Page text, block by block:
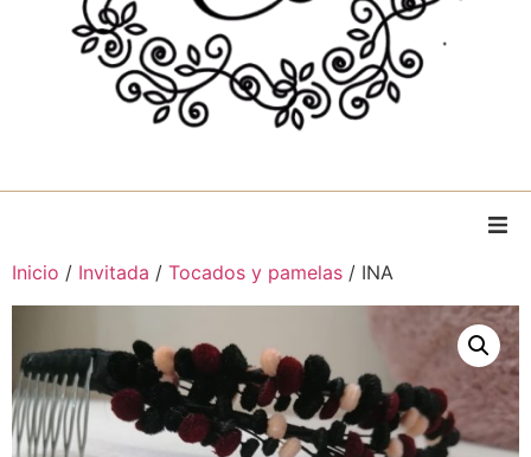
Home
Sobre Mí
Piezas
Inicio / Invitada / Tocados y pamelas / INA